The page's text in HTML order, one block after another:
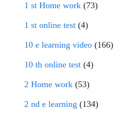
1 st Home work (73)
1 st online test (4)
10 e learning video (166)
10 th online test (4)
2 Home work (53)
2 nd e learning (134)